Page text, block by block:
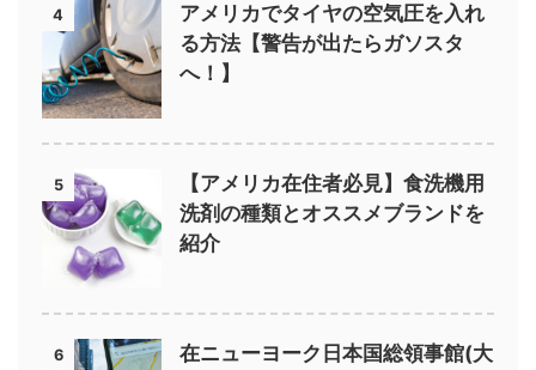
4
アメリカでタイヤの空気圧を入れ
る方法【警告が出たらガソスタ
へ！】
5
【アメリカ在住者必見】食洗機用
洗剤の種類とオススメブランドを
紹介
6
在ニューヨーク日本国総領事館(大